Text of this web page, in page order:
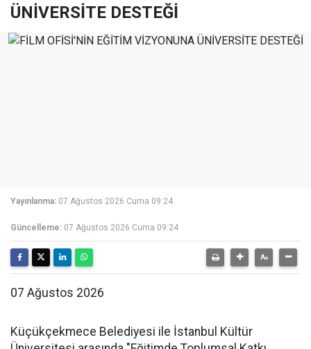
ÜNİVERSİTE DESTEĞİ
Yayınlanma: 07 Ağustos 2026 Cuma 09:24
Güncelleme: 07 Ağustos 2026 Cuma 09:24
07 Ağustos 2026
Küçükçekmece Belediyesi ile İstanbul Kültür